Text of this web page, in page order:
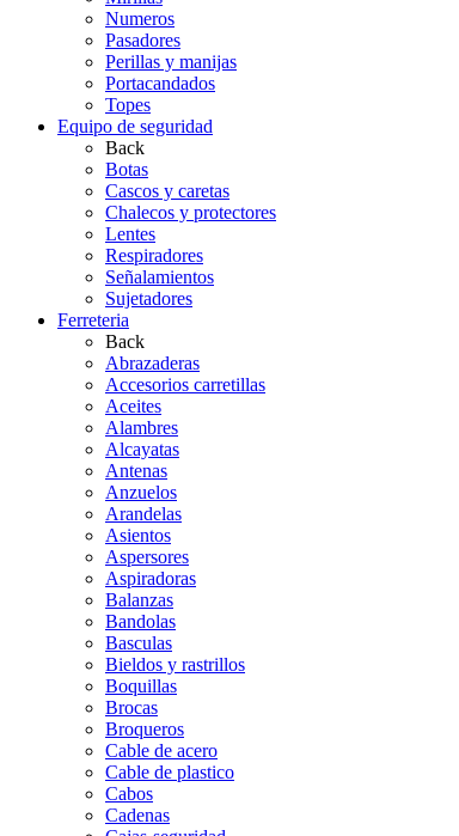
Numeros
Pasadores
Perillas y manijas
Portacandados
Topes
Equipo de seguridad
Back
Botas
Cascos y caretas
Chalecos y protectores
Lentes
Respiradores
Señalamientos
Sujetadores
Ferreteria
Back
Abrazaderas
Accesorios carretillas
Aceites
Alambres
Alcayatas
Antenas
Anzuelos
Arandelas
Asientos
Aspersores
Aspiradoras
Balanzas
Bandolas
Basculas
Bieldos y rastrillos
Boquillas
Brocas
Broqueros
Cable de acero
Cable de plastico
Cabos
Cadenas